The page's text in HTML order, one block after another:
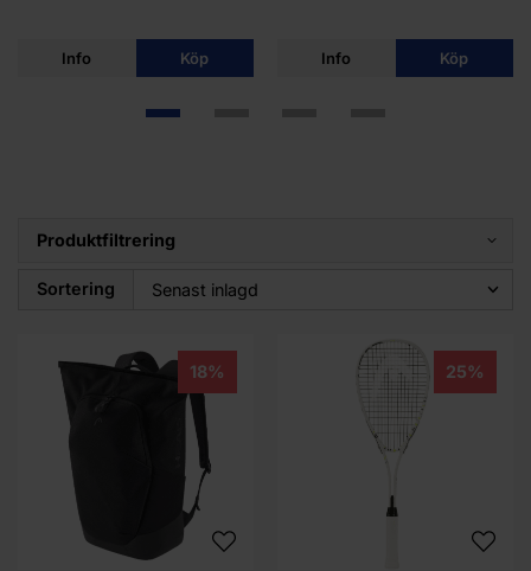
Info Köp Info Köp
Produktfiltrering
Sortering
18% 25%